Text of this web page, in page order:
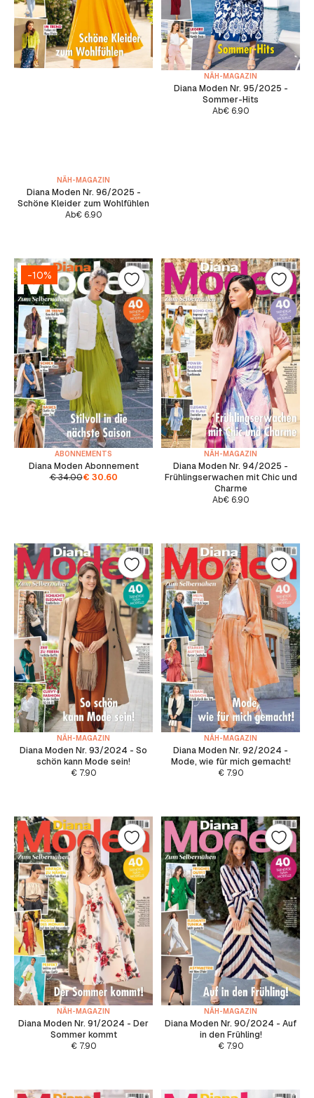
NÄH-MAGAZIN
Diana Moden Nr. 96/2025 -
Schöne Kleider zum Wohlfühlen
Ab€6.90
NÄH-MAGAZIN
Diana Moden Nr. 95/2025 -
Sommer-Hits
Ab€6.90
-10%
ABONNEMENTS
Diana Moden Abonnement
€34.00€ 30.60
NÄH-MAGAZIN
Diana Moden Nr. 94/2025 -
Frühlingserwachen mit Chic und
Charme
Ab€6.90
NÄH-MAGAZIN
Diana Moden Nr. 93/2024 - So
schön kann Mode sein!
€7.90
NÄH-MAGAZIN
Diana Moden Nr. 92/2024 -
Mode, wie für mich gemacht!
€7.90
NÄH-MAGAZIN
Diana Moden Nr. 91/2024 - Der
Sommer kommt
€7.90
NÄH-MAGAZIN
Diana Moden Nr. 90/2024 - Auf
in den Frühling!
€7.90